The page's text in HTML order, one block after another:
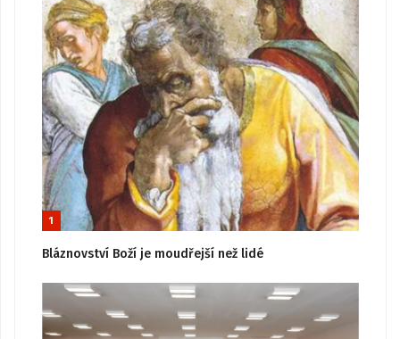
1
Bláznovství Boží je moudřejší než lidé